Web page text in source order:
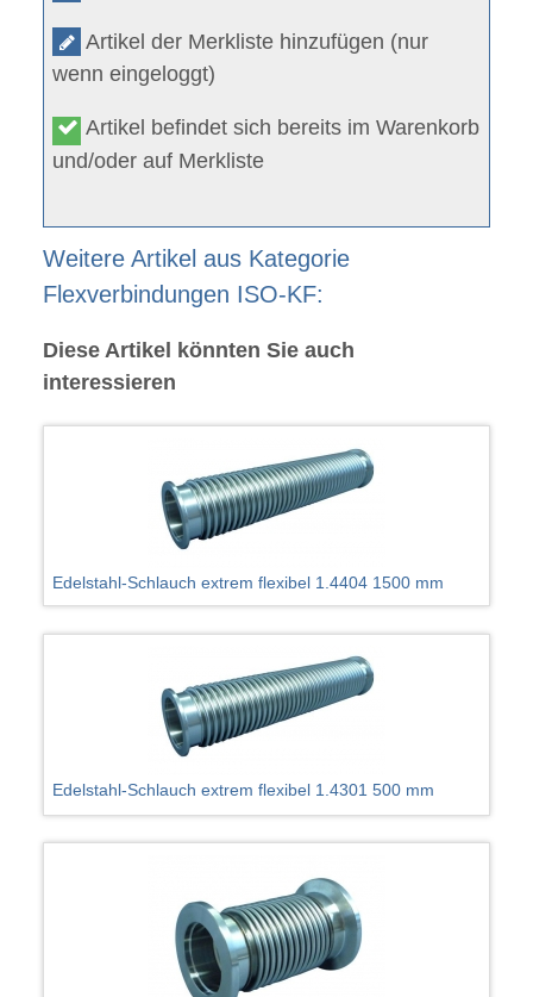
Artikel der Merkliste hinzufügen (nur
wenn eingeloggt)
Artikel befindet sich bereits im Warenkorb
und/oder auf Merkliste
Weitere Artikel aus Kategorie
Flexverbindungen ISO-KF:
Diese Artikel könnten Sie auch
interessieren
Edelstahl-Schlauch extrem flexibel 1.4404 1500 mm
Edelstahl-Schlauch extrem flexibel 1.4301 500 mm